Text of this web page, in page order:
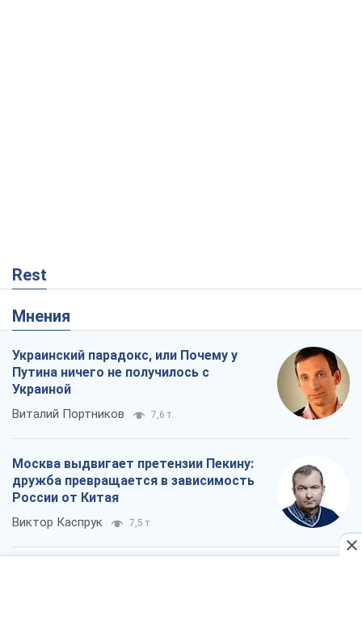
Rest
Мнения
Украинский парадокс, или Почему у
Путина ничего не получилось с
Украиной
Виталий Портников 7,6 т.
Москва выдвигает претензии Пекину:
дружба превращается в зависимость
России от Китая
Виктор Каспрук 7,5 т.